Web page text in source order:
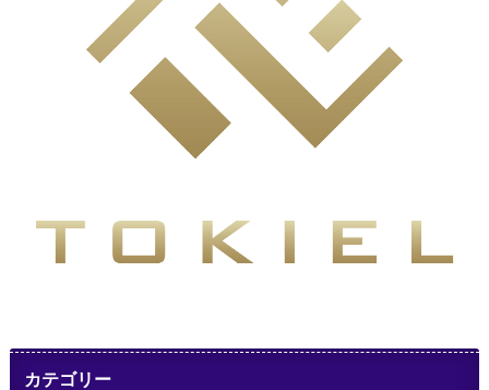
カテゴリー